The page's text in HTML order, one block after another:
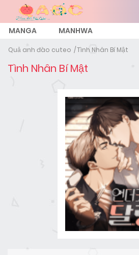
MANGA MANHWA
Quả anh đào cuteo Tình Nhân Bí Mật
Tình Nhân Bí Mật